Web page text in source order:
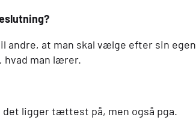
at man skal vælge efter sin egen
hvad man lærer.
ligger tættest på, men også pga.